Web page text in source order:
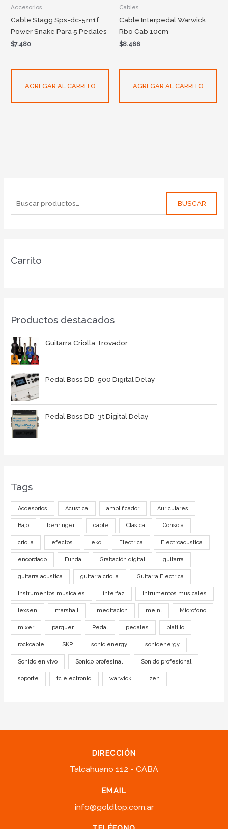
BUSCAR
Carrito
Productos destacados
Guitarra Criolla Trovador
Pedal Boss DD-500 Digital Delay
Pedal Boss DD-3t Digital Delay
Tags
Accesorios Acustica amplificador Auriculares
Bajo behringer cable Clasica Consola
criolla efectos eko Electrica Electroacustica
encordado Funda Grabación digital guitarra
guitarra acustica guitarra criolla Guitarra Electrica
Instrumentos musicales interfaz Intrumentos musicales
lexsen marshall meditacion meinl Microfono
mixer parquer Pedal pedales platillo
rockcable SKP sonic energy sonicenergy
Sonido en vivo Sonido profesinal Sonido profesional
soporte tc electronic warwick zen
Accesorios
Cable Stagg Sps-dc-5m1f
Power Snake Para 5 Pedales
$7.480
AGREGAR AL CARRITO
Cables
Cable Interpedal Warwick
Rbo Cab 10cm
$8.466
AGREGAR AL CARRITO
DIRECCIÓN
Talcahuano 112 - CABA
EMAIL
info@goldtop.com.ar